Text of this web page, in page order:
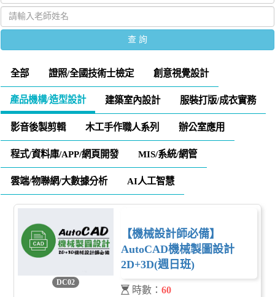
全部 證照/全國技術士檢定 創意視覺設計
產品機構/造型設計 建築室內設計 服裝打版/成衣實務
影音後製剪輯 木工手作職人系列 辦公室應用
程式/資料庫/APP/網頁開發 MIS/系統/網管
雲端/物聯網/大數據分析 AI人工智慧
DC02
【機械設計師必備】
AutoCAD機械製圖設計
2D+3D(週日班)
時數： 60